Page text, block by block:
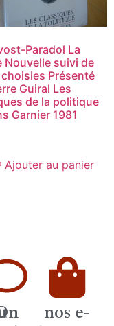
Paradol La
Nouvelle suivi de
choisies Présenté
Guiral Les
de la politique
Garnier 1981
Ajouter au panier
nos e-